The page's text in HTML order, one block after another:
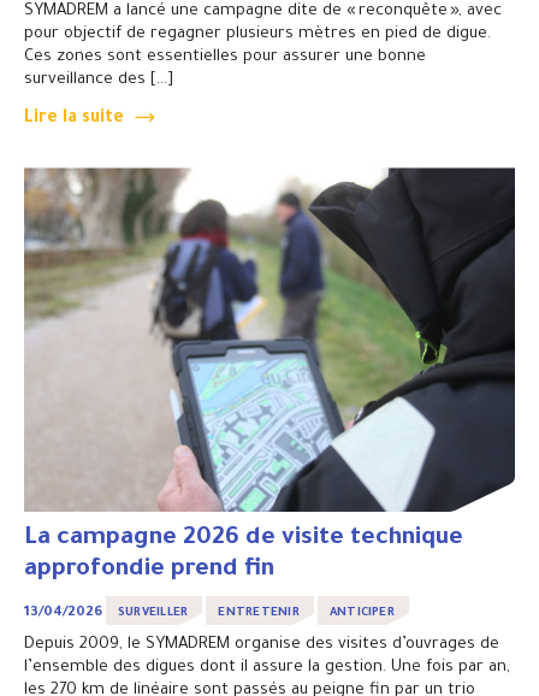
SYMADREM a lancé une campagne dite de « reconquête », avec
pour objectif de regagner plusieurs mètres en pied de digue.
Ces zones sont essentielles pour assurer une bonne
surveillance des […]
Lire la suite
La campagne 2026 de visite technique
approfondie prend fin
13/04/2026 SURVEILLER ENTRETENIR ANTICIPER
Depuis 2009, le SYMADREM organise des visites d’ouvrages de
l’ensemble des digues dont il assure la gestion. Une fois par an,
les 270 km de linéaire sont passés au peigne fin par un trio